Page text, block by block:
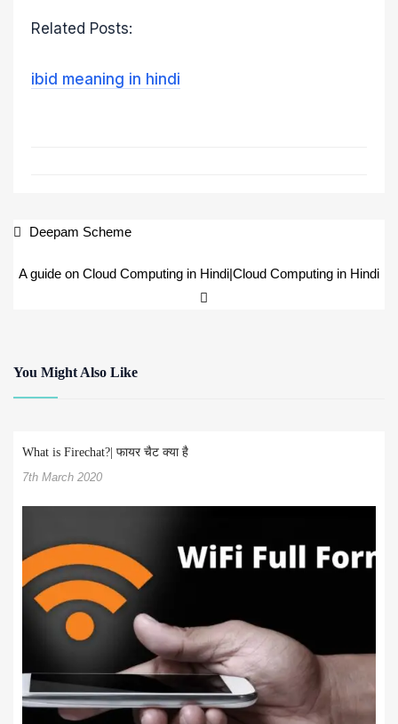
Related Posts:
ibid meaning in hindi
Deepam Scheme
A guide on Cloud Computing in Hindi|Cloud Computing in Hindi
You Might Also Like
What is Firechat?| फायर चैट क्या है
7th March 2020